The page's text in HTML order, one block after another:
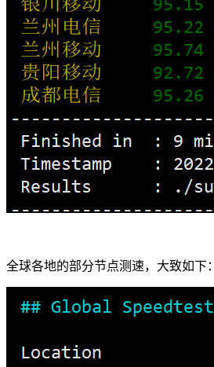
全球各地的部分节点测速，大致如下：